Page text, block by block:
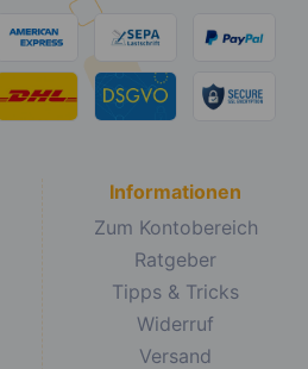
Informationen
Zum Kontobereich
Ratgeber
Tipps & Tricks
Widerruf
Versand